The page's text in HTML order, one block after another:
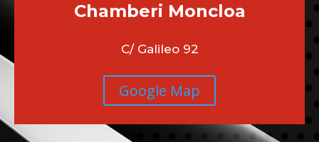
Chamberi Moncloa
C/ Galileo 92
Google Map